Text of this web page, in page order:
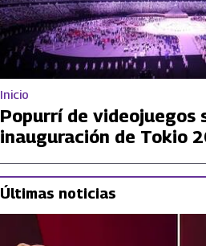
Inicio
Popurrí de videojuegos
inauguración de Tokio
Últimas noticias